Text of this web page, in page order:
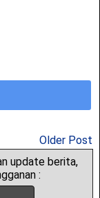
Older Post
update berita,
: